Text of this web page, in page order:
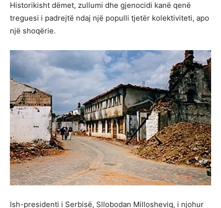
Historikisht dëmet, zullumi dhe gjenocidi kanë qenë
treguesi i padrejtë ndaj një populli tjetër kolektiviteti, apo
një shoqërie.
Ish-presidenti i Serbisë, Sllobodan Millosheviq, i njohur